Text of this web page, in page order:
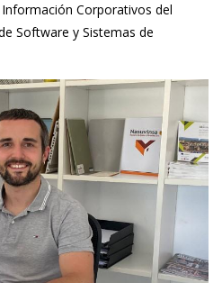
Corporativos del
Software y Sistemas de